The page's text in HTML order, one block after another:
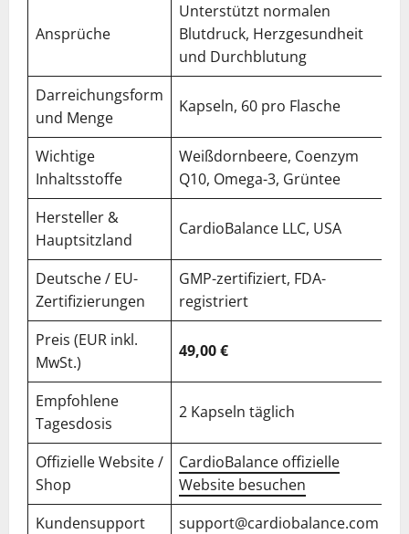
Ansprüche
Unterstützt normalen
Blutdruck, Herzgesundheit
und Durchblutung
Darreichungsform
und Menge
Kapseln, 60 pro Flasche
Wichtige
Inhaltsstoffe
Weißdornbeere, Coenzym
Q10, Omega-3, Grüntee
Hersteller &
Hauptsitzland
CardioBalance LLC, USA
Deutsche / EU-
Zertifizierungen
GMP-zertifiziert, FDA-
registriert
Preis (EUR inkl.
MwSt.)
49,00 €
Empfohlene
Tagesdosis
2 Kapseln täglich
Offizielle Website /
Shop
CardioBalance offizielle
Website besuchen
Kundensupport
support@cardiobalance.com